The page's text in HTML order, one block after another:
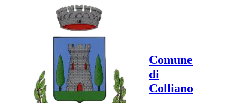
Comune
di
Colliano